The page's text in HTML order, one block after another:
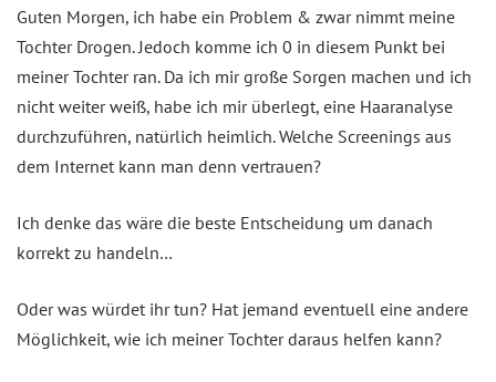
Guten Morgen, ich habe ein Problem & zwar nimmt meine
Tochter Drogen. Jedoch komme ich 0 in diesem Punkt bei
meiner Tochter ran. Da ich mir große Sorgen machen und ich
nicht weiter weiß, habe ich mir überlegt, eine Haaranalyse
durchzuführen, natürlich heimlich. Welche Screenings aus
dem Internet kann man denn vertrauen?
Ich denke das wäre die beste Entscheidung um danach
korrekt zu handeln…
Oder was würdet ihr tun? Hat jemand eventuell eine andere
Möglichkeit, wie ich meiner Tochter daraus helfen kann?